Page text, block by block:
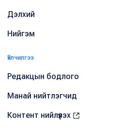
Дэлхий
Нийгэм
Үйлчилгээ
Редакцын бодлого
Манай нийтлэгчид
Контент нийлүүлэх